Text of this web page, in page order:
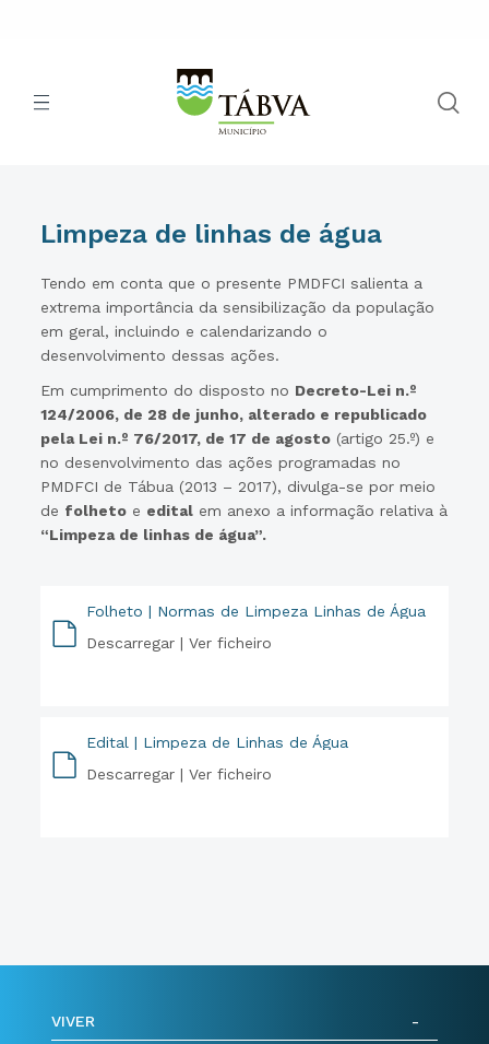
Limpeza de linhas de água
Tendo em conta que o presente PMDFCI salienta a
extrema importância da sensibilização da população
em geral, incluindo e calendarizando o
desenvolvimento dessas ações.
Em cumprimento do disposto no Decreto-Lei n.º
124/2006, de 28 de junho, alterado e republicado
pela Lei n.º 76/2017, de 17 de agosto (artigo 25.º) e
no desenvolvimento das ações programadas no
PMDFCI de Tábua (2013 – 2017), divulga-se por meio
de folheto e edital em anexo a informação relativa à
“Limpeza de linhas de água”.
Folheto | Normas de Limpeza Linhas de Água
Descarregar |Ver ficheiro
Edital | Limpeza de Linhas de Água
Descarregar |Ver ficheiro
VIVER